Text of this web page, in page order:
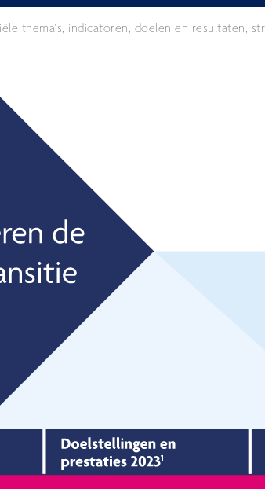
thema's, indicatoren, doelen en resultaten,